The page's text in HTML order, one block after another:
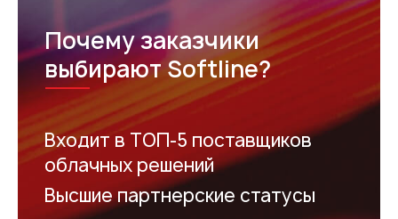
Почему заказчики
выбирают Softline?
Входит в ТОП-5 поставщиков
облачных решений
Высшие партнерские статусы